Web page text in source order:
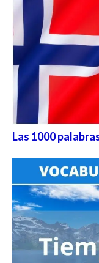
Las 1000